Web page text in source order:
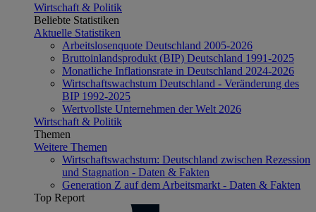
Wirtschaft & Politik
Beliebte Statistiken
Aktuelle Statistiken
Arbeitslosenquote Deutschland 2005-2026
Bruttoinlandsprodukt (BIP) Deutschland 1991-2025
Monatliche Inflationsrate in Deutschland 2024-2026
Wirtschaftswachstum Deutschland - Veränderung des
BIP 1992-2025
Wertvollste Unternehmen der Welt 2026
Wirtschaft & Politik
Themen
Weitere Themen
Wirtschaftswachstum: Deutschland zwischen Rezession
und Stagnation - Daten & Fakten
Generation Z auf dem Arbeitsmarkt - Daten & Fakten
Top Report